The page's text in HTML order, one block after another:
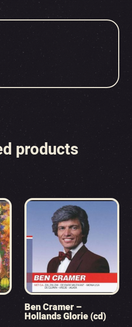
products
Ben Cramer –
Hollands Glorie (cd)